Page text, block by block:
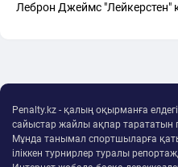
Леброн Джеймс "Лейкерстен"
Төрехан
мықтымен
(ВИДЕО)